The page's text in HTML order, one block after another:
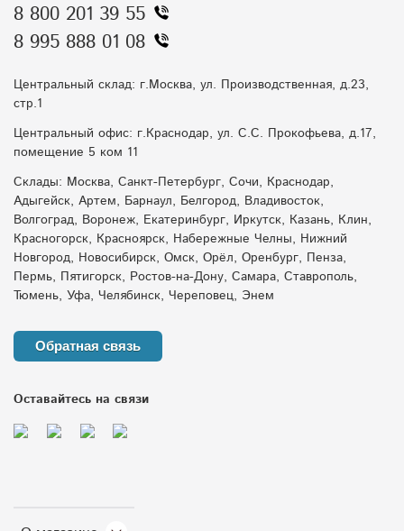
8 800 201 39 55
8 995 888 01 08
Центральный склад: г.Москва, ул. Производственная, д.23,
стр.1
Центральный офис: г.Краснодар, ул. С.С. Прокофьева, д.17,
помещение 5 ком 11
Склады: Москва, Санкт-Петербург, Сочи, Краснодар,
Адыгейск, Артем, Барнаул, Белгород, Владивосток,
Волгоград, Воронеж, Екатеринбург, Иркутск, Казань, Клин,
Красногорск, Красноярск, Набережные Челны, Нижний
Новгород, Новосибирск, Омск, Орёл, Оренбург, Пенза,
Пермь, Пятигорск, Ростов-на-Дону, Самара, Ставрополь,
Тюмень, Уфа, Челябинск, Череповец, Энем
Обратная связь
Оставайтесь на связи